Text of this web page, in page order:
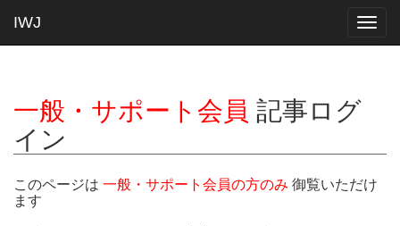
IWJ
一般・サポート会員 記事ログ
イン
このページは 一般・サポート会員の方のみ 御覧いただけ
ます